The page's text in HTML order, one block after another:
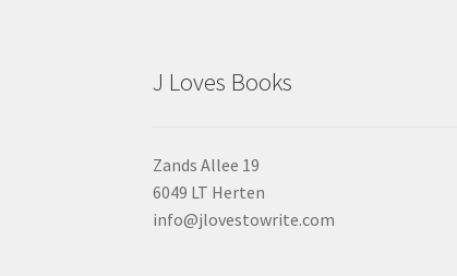
J Loves Books
Zands Allee 19
6049 LT Herten
info@jlovestowrite.com